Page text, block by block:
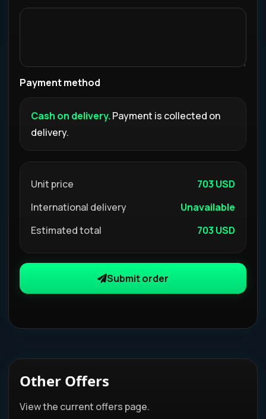
Payment method
Cash on delivery. Payment is collected on
delivery.
Unit price
703 USD
International delivery
Unavailable
Estimated total
703 USD
Submit order
Other Offers
View the current offers page.